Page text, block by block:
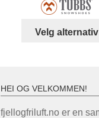
Velg alternativ
HEI OG VELKOMMEN!
fjellogfriluft.no er en